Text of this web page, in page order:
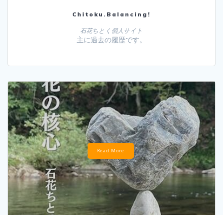
Chitoku.Balancing!
石花ちとく個人サイト
主に過去の履歴です。
Read More